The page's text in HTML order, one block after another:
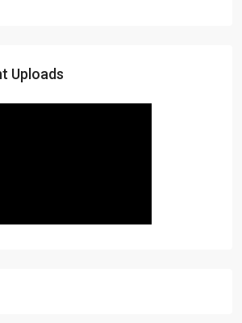
Uploads